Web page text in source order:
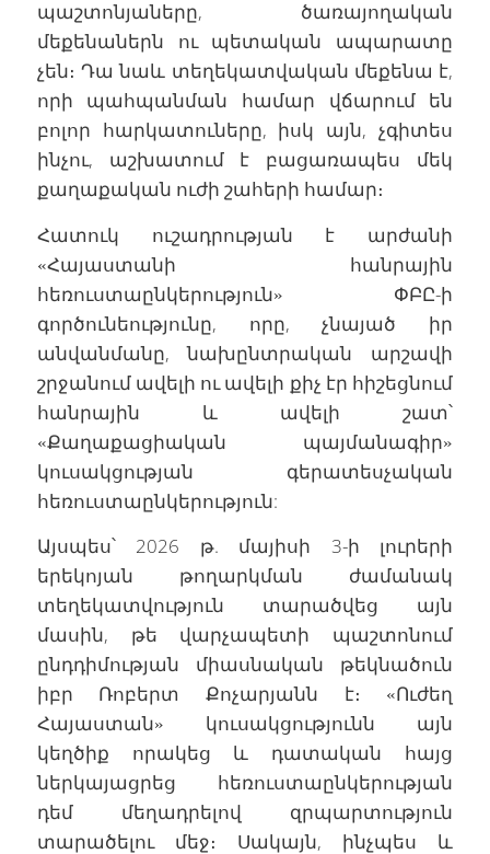
պաշտոնյաները, ծառայողական
մեքենաներն ու պետական ապարատը
չեն։ Դա նաև տեղեկատվական մեքենա է,
որի պահպանման համար վճարում են
բոլոր հարկատուները, իսկ այն, չգիտես
ինչու, աշխատում է բացառապես մեկ
քաղաքական ուժի շահերի համար։
Հատուկ ուշադրության է արժանի
«Հայաստանի հանրային
հեռուստաընկերություն» ՓԲԸ-ի
գործունեությունը, որը, չնայած իր
անվանմանը, նախընտրական արշավի
շրջանում ավելի ու ավելի քիչ էր հիշեցնում
հանրային և ավելի շատ՝
«Քաղաքացիական պայմանագիր»
կուսակցության գերատեսչական
հեռուստաընկերություն:
Այսպես՝ 2026 թ. մայիսի 3-ի լուրերի
երեկոյան թողարկման ժամանակ
տեղեկատվություն տարածվեց այն
մասին, թե վարչապետի պաշտոնում
ընդդիմության միասնական թեկնածուն
իբր Ռոբերտ Քոչարյանն է։ «Ուժեղ
Հայաստան» կուսակցությունն այն
կեղծիք որակեց և դատական հայց
ներկայացրեց հեռուստաընկերության
դեմ մեղադրելով զրպարտություն
տարածելու մեջ։ Սակայն, ինչպես և